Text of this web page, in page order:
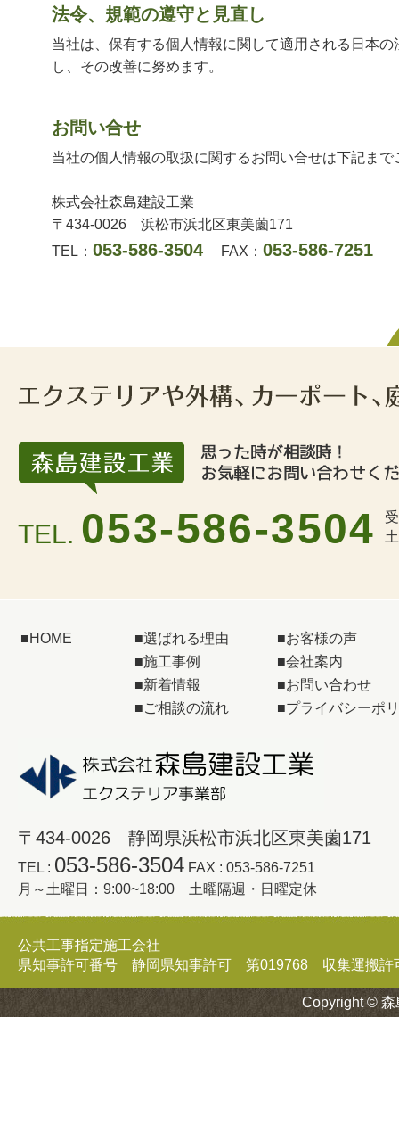
法令、規範の遵守と見直し
当社は、保有する個人情報に関して適用される日本
し、その改善に努めます。
お問い合せ
当社の個人情報の取扱に関するお問い合せは下記まで
株式会社森島建設工業
〒434-0026 浜松市浜北区東美薗171
TEL： 053-586-3504 FAX： 053-586-7251
TEL. 053-586-3504
■HOME ■選ばれる理由
■施工事例
■新着情報
■ご相談の流れ
■お客様の声
■会社案内
■お問い合わせ
■プライバシーポ
〒434-0026 静岡県浜松市浜北区東美薗171
TEL : 053-586-3504 FAX : 053-586-7251
月～土曜日：9:00~18:00 土曜隔週・日曜定休
公共工事指定施工会社
県知事許可番号 静岡県知事許可 第019768 収集運搬
Copyright © 森